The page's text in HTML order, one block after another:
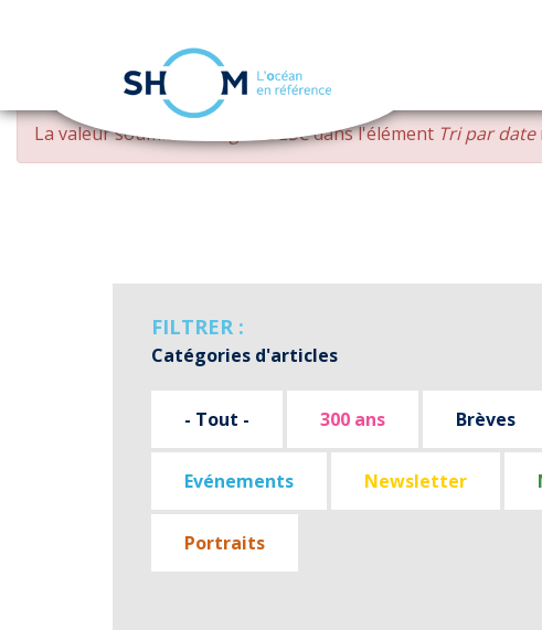
Aller
contenu
MESSAGE
D'ERREUR
La valeur soumise changed DESCdans l'élément Tri par date
FILTRER :
Catégories d'articles
- Tout - 300 ans Brèves
Evénements Newsletter
Portraits